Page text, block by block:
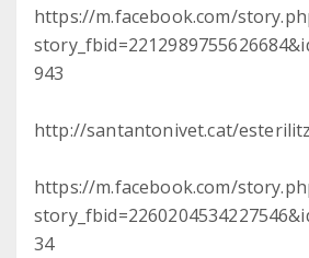
https://m.facebook.com/
943
http://santantonivet.cat/
https://m.facebook.com/
34